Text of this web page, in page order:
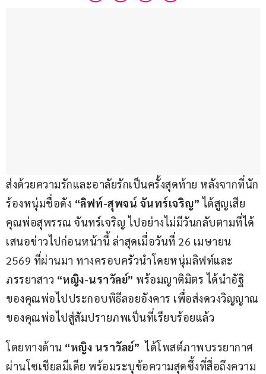
ส่งด้วยความรักและอาลัยรักเป็นครั้งสุดท้าย หลังจากที่นัก
ร้องหนุ่มชื่อดัง “ลิฟท์-สุพจน์ จันทร์เจริญ” ได้สูญเสีย
คุณพ่อสุพรรณ จันทร์เจริญ ไปอย่างไม่มีวันกลับตามที่ได้
เสนอข่าวไปก่อนหน้านี้ ล่าสุดเมื่อวันที่ 26 เมษายน
2569 ที่ผ่านมา ทางครอบครัวนำโดยหนุ่มลิฟท์และ
ภรรยาสาว “หญิง-นราวัลย์” พร้อมญาติมิตร ได้นำอัฐิ
ของคุณพ่อไปประกอบพิธีลอยอังคาร เพื่อส่งดวงวิญญาณ
ของคุณพ่อไปสู่สัมปรายภพเป็นที่เรียบร้อยแล้ว
โดยทางด้าน “หญิง นราวัลย์”
  ได้โพสต์ภาพบรรยากาศ
ผ่านโซเชียลมีเดีย พร้อมระบุข้อความสุดซึ้งที่สื่อถึงความ